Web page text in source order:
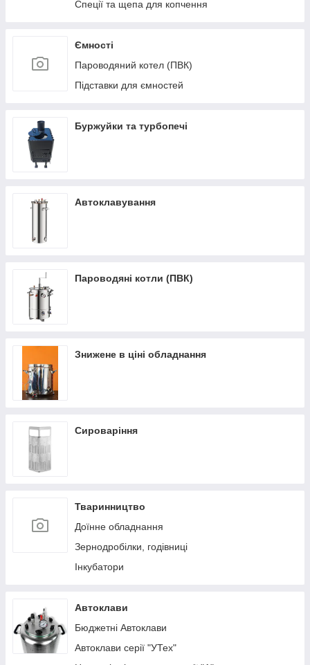
Спеції та щепа для копчення
Ємності
Пароводяний котел (ПВК)
Підставки для ємностей
Буржуйки та турбопечі
Автоклавування
Пароводяні котли (ПВК)
Знижене в ціні обладнання
Сироваріння
Тваринництво
Доїнне обладнання
Зернодробілки, годівниці
Інкубатори
Автоклави
Бюджетні Автоклави
Автоклави серії "УТех"